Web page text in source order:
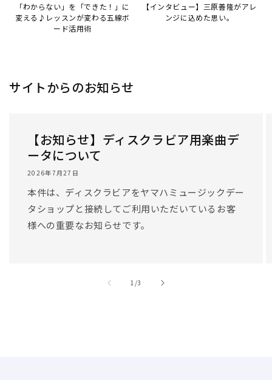
「わからない」を「できた！」に
変える♪レッスンが変わる五線ボ
ード活用術
【インタビュー】三原善隆がアレ
ンジに込めた思い。
サイトからのお知らせ
【お知らせ】ディスクラビア用楽曲デ
ータについて
2026年7月27日
本件は、ディスクラビアをヤマハミュージックデー
タショップと接続してご利用いただいているお客
様への重要なお知らせです。
1 //3